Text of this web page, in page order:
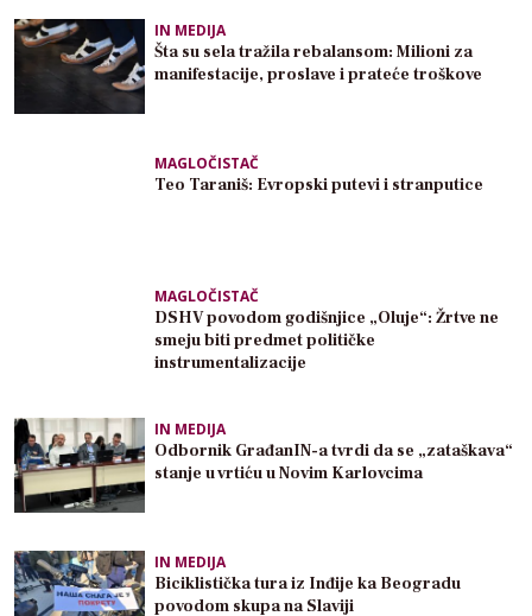
IN MEDIJA
Šta su sela tražila rebalansom: Milioni za
manifestacije, proslave i prateće troškove
MAGLOČISTAČ
Teo Taraniš: Evropski putevi i stranputice
MAGLOČISTAČ
DSHV povodom godišnjice „Oluje“: Žrtve ne
smeju biti predmet političke
instrumentalizacije
IN MEDIJA
Odbornik GrađanIN-a tvrdi da se „zataškava“
stanje u vrtiću u Novim Karlovcima
IN MEDIJA
Biciklistička tura iz Inđije ka Beogradu
povodom skupa na Slaviji